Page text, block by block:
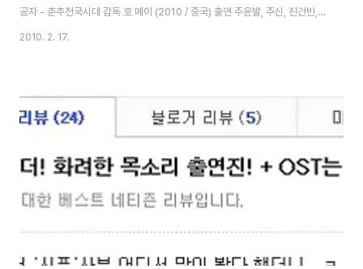
공자 - 춘추전국시대 감독 호 메이 (2010 / 중국) 출연 주윤발, 주신, 진건빈,
육의 상세보기 우선 영화를 보기전에 어느정도에 역사적 지식없이 그냥본다면
다. 시대적으로 말하면 춘추시대(春秋時代) 말기에 해당한다. 춘추시대(春秋
時代)에 접어들면서 주왕조의 봉건제도는 서서히 붕괴되기 시작했다. 그러나
2010. 2. 17.